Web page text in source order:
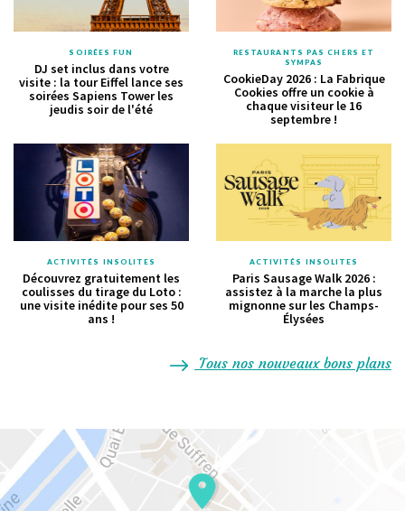
SOIRÉES FUN
DJ set inclus dans votre
visite : la tour Eiffel lance ses
soirées Sapiens Tower les
jeudis soir de l'été
RESTAURANTS PAS CHERS ET
SYMPAS
CookieDay 2026 : La Fabrique
Cookies offre un cookie à
chaque visiteur le 16
septembre !
ACTIVITÉS INSOLITES
Découvrez gratuitement les
coulisses du tirage du Loto :
une visite inédite pour ses 50
ans !
ACTIVITÉS INSOLITES
Paris Sausage Walk 2026 :
assistez à la marche la plus
mignonne sur les Champs-
Élysées
Tous nos nouveaux bons plans